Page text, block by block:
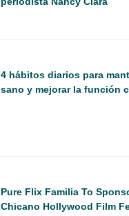
4 hábitos diarios para
sano y mejorar la función
Pure Flix Familia To
Chicano Hollywood Film